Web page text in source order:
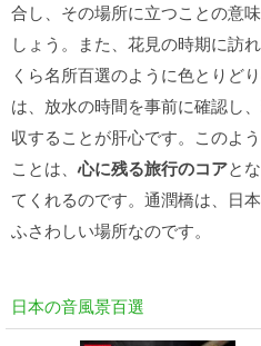
合し、その場所に立つことの意
しょう。また、花見の時期に訪
くら名所百選のように色とりど
は、放水の時間を事前に確認し
収することが肝心です。このよ
ことは、心に残る旅行のコアと
てくれるのです。通潤橋は、日
ふさわしい場所なのです。
日本の音風景百選